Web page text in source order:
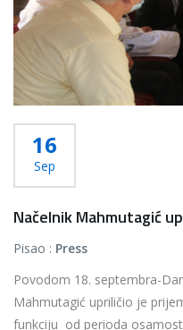
16
Sep
Načelnik Mahmutagić
Pisao : Press
Povodom 18. septembra-
Mahmutagić upriličio je
funkciju od perioda